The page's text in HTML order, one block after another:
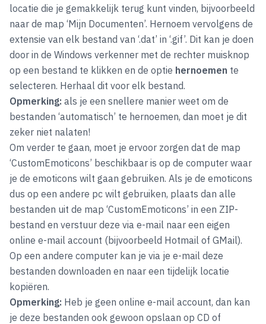
locatie die je gemakkelijk terug kunt vinden, bijvoorbeeld
naar de map ‘Mijn Documenten’. Hernoem vervolgens de
extensie van elk bestand van ‘.dat’ in ‘.gif’. Dit kan je doen
door in de Windows verkenner met de rechter muisknop
op een bestand te klikken en de optie hernoemen te
selecteren. Herhaal dit voor elk bestand.
Opmerking: als je een snellere manier weet om de
bestanden ‘automatisch’ te hernoemen, dan moet je dit
zeker niet nalaten!
Om verder te gaan, moet je ervoor zorgen dat de map
‘CustomEmoticons’ beschikbaar is op de computer waar
je de emoticons wilt gaan gebruiken. Als je de emoticons
dus op een andere pc wilt gebruiken, plaats dan alle
bestanden uit de map ‘CustomEmoticons’ in een ZIP-
bestand en verstuur deze via e-mail naar een eigen
online e-mail account (bijvoorbeeld Hotmail of GMail).
Op een andere computer kan je via je e-mail deze
bestanden downloaden en naar een tijdelijk locatie
kopiëren.
Opmerking: Heb je geen online e-mail account, dan kan
je deze bestanden ook gewoon opslaan op CD of